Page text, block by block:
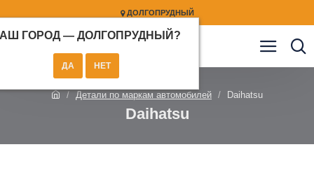
ДОЛГОПРУДНЫЙ
ГОРОД — ДОЛГОПРУДНЫЙ ?
Детали по маркам автомобилей Daihatsu
Daihatsu